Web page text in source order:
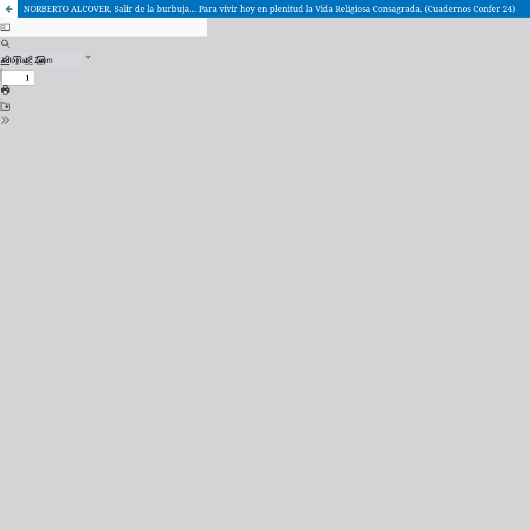
NORBERTO ALCOVER, Salir de la burbuja... Para vivir hoy en plenitud la Vida Religiosa Consagrada, (Cuadernos Confer 24)